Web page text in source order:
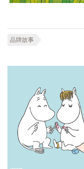
品牌故事